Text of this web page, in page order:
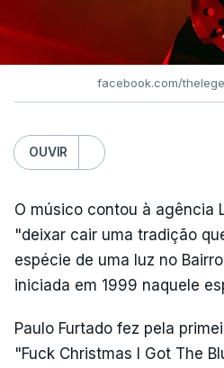
facebook.com/
OUVIR
O músico contou à agência
"deixar cair uma tradição
espécie de uma luz no
iniciada em 1999 naquele
Paulo Furtado fez pela
"Fuck Christmas I Got The